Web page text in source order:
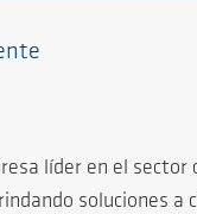
líder en el
soluciones a